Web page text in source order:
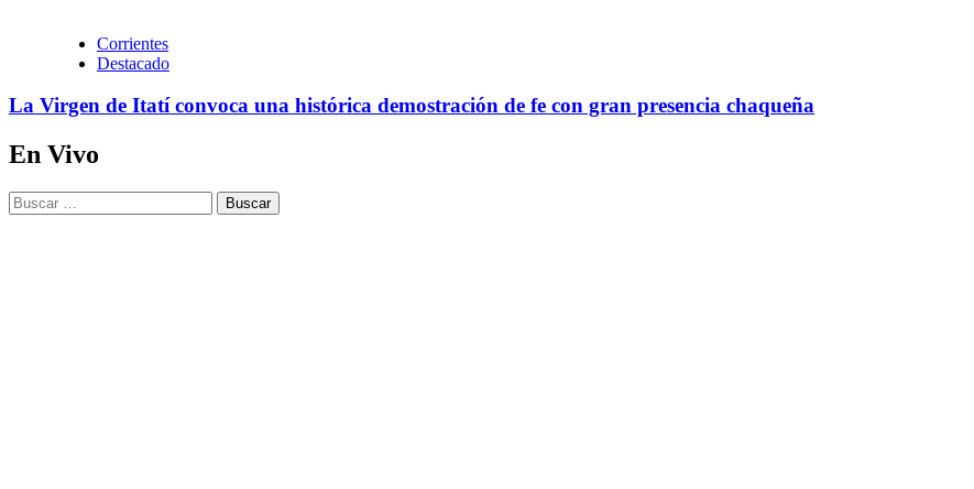
Corrientes
Destacado
La Virgen de Itatí convoca una histórica demostración de fe con gran presencia chaqueña
En Vivo
Buscar: